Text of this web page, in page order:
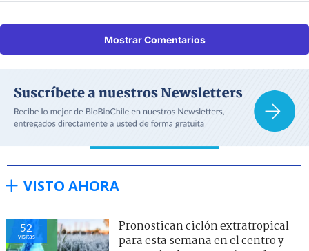
Mostrar Comentarios
VISTO AHORA
52
visitas
Pronostican ciclón extratropical
para esta semana en el centro y